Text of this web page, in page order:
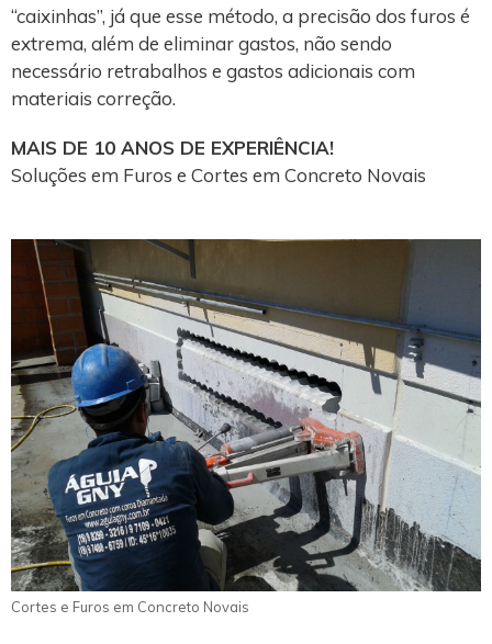
“caixinhas”, já que esse método, a precisão dos furos é
extrema, além de eliminar gastos, não sendo
necessário retrabalhos e gastos adicionais com
materiais correção.
MAIS DE 10 ANOS DE EXPERIÊNCIA!
Soluções em Furos e Cortes em Concreto Novais
Cortes e Furos em Concreto Novais